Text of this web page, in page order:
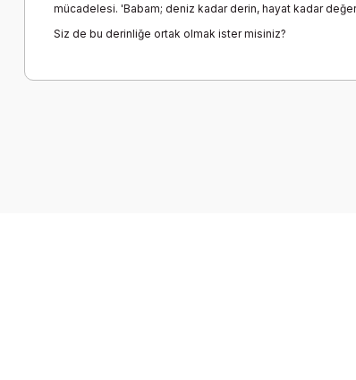
mücadelesi. 'Babam; deniz kadar derin, hayat kadar
Siz de bu derinliğe ortak olmak ister misiniz?